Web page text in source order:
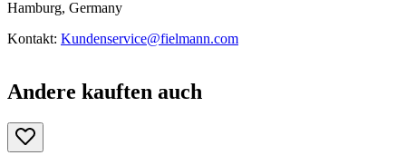
Hamburg, Germany
Kontakt: Kundenservice@fielmann.com
Andere kauften auch